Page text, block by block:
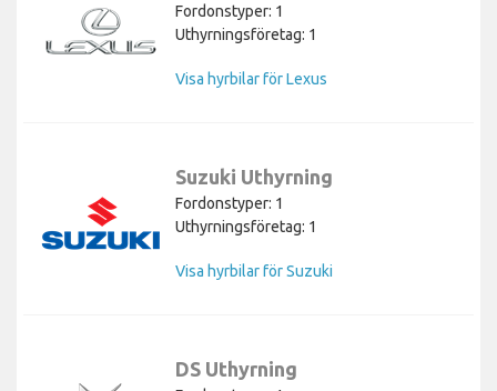
Fordonstyper: 1
Uthyrningsföretag: 1
Visa hyrbilar för Lexus
Suzuki Uthyrning
Fordonstyper: 1
Uthyrningsföretag: 1
Visa hyrbilar för Suzuki
DS Uthyrning